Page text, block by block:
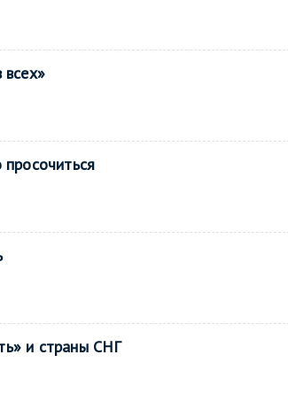
всех»
и страны СНГ